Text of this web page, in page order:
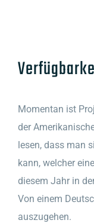
Momentan ist
der
lesen, dass man
kann, welcher
diesem Jahr in
Von einem
auszugehen.